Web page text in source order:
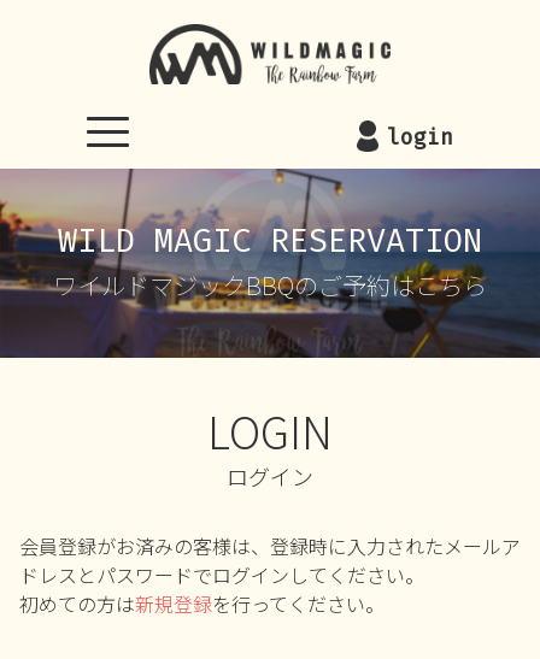
login
WILD MAGIC RESERVATION
ワイルドマジックBBQのご予約はこちら
LOGIN
ログイン
会員登録がお済みの客様は、登録時に入力されたメールア
ドレスとパスワードでログインしてください。
初めての方は新規登録を行ってください。